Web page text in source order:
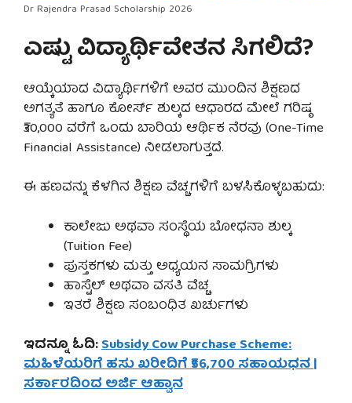
Dr Rajendra Prasad Scholarship 2026
ಎಷ್ಟು ವಿದ್ಯಾರ್ಥಿವೇತನ ಸಿಗಲಿದೆ?
ಆಯ್ಕೆಯಾದ ವಿದ್ಯಾರ್ಥಿಗಳಿಗೆ ಅವರ ಮುಂದಿನ ಶಿಕ್ಷಣದ
ಅಗತ್ಯತೆ ಹಾಗೂ ಕೋರ್ಸ್ ಶುಲ್ಕದ ಆಧಾರದ ಮೇಲೆ ಗರಿಷ್ಠ
₹30,000 ವರೆಗೆ ಒಂದು ಬಾರಿಯ ಆರ್ಥಿಕ ನೆರವು (One-Time
Financial Assistance) ನೀಡಲಾಗುತ್ತದೆ.
ಈ ಹಣವನ್ನು ಕೆಳಗಿನ ಶಿಕ್ಷಣ ವೆಚ್ಚಗಳಿಗೆ ಬಳಸಿಕೊಳ್ಳಬಹುದು:
ಕಾಲೇಜು ಅಥವಾ ಸಂಸ್ಥೆಯ ಬೋಧನಾ ಶುಲ್ಕ
(Tuition Fee)
ಪುಸ್ತಕಗಳು ಮತ್ತು ಅಧ್ಯಯನ ಸಾಮಗ್ರಿಗಳು
ಹಾಸ್ಟೆಲ್ ಅಥವಾ ವಸತಿ ವೆಚ್ಚ
ಇತರೆ ಶಿಕ್ಷಣ ಸಂಬಂಧಿತ ಖರ್ಚುಗಳು
ಇದನ್ನೂ ಓದಿ:Subsidy Cow Purchase Scheme:
ಮಹಿಳೆಯರಿಗೆ ಹಸು ಖರೀದಿಗೆ ₹56,700 ಸಹಾಯಧನ |
ಸರ್ಕಾರದಿಂದ ಅರ್ಜಿ ಆಹ್ವಾನ